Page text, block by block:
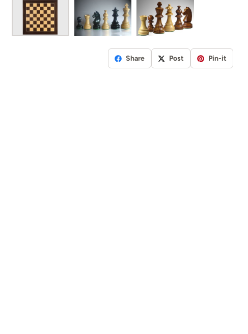
Share Post Pin-it